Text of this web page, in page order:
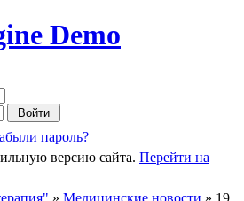
Demo
пароль?
версию сайта. Перейти на
» Медицинские новости » 19